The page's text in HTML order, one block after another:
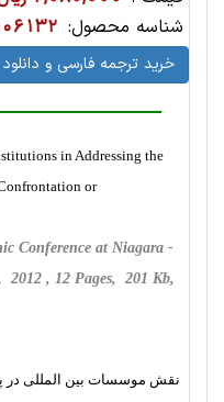
شناسه محصول:
خرید ترجمه فارسی و دانلود
in Addressing the
or
Conference at Niagara -
, 12 Pages, 201 Kb,
نقش موسسات بین المللی در